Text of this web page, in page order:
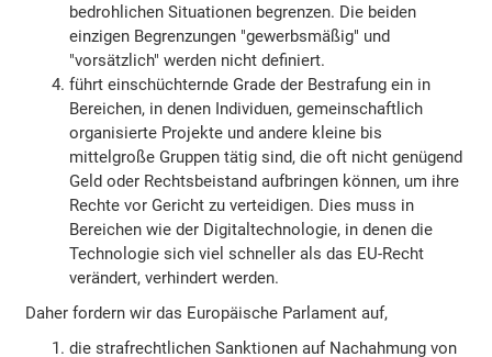
bedrohlichen Situationen begrenzen. Die beiden
einzigen Begrenzungen "gewerbsmäßig" und
"vorsätzlich" werden nicht definiert.
führt einschüchternde Grade der Bestrafung ein in
Bereichen, in denen Individuen, gemeinschaftlich
organisierte Projekte und andere kleine bis
mittelgroße Gruppen tätig sind, die oft nicht genügend
Geld oder Rechtsbeistand aufbringen können, um ihre
Rechte vor Gericht zu verteidigen. Dies muss in
Bereichen wie der Digitaltechnologie, in denen die
Technologie sich viel schneller als das EU-Recht
verändert, verhindert werden.
Daher fordern wir das Europäische Parlament auf,
die strafrechtlichen Sanktionen auf Nachahmung von